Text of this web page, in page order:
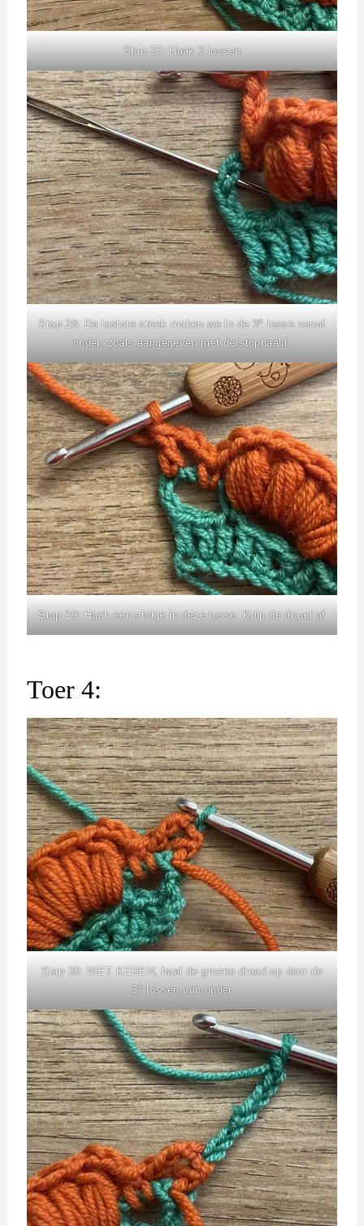
Stap 27: Haak 3 lossen
Stap 28: De laatste steek maken we in de 3e
losse vanaf
onder, zoals aangegeven met de stopnaald.
Stap 29: Haak een stokje in deze losse. Knip de draad af
Toer 4:
Stap 30: NIET KEREN, haal de groene draad op door de
3e lossen van onder